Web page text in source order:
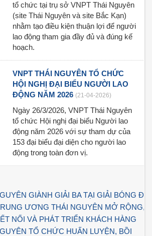
tổ chức tại trụ sở VNPT Thái Nguyên
(site Thái Nguyên và site Bắc Kạn)
nhằm tạo điều kiện thuận lợi để người
lao động tham gia đầy đủ và đúng kế
hoạch.
VNPT THÁI NGUYÊN TỔ CHỨC
HỘI NGHỊ ĐẠI BIỂU NGƯỜI LAO
ĐỘNG NĂM 2026 (21-04-2026)
Ngày 26/3/2026, VNPT Thái Nguyên
tổ chức Hội nghị đại biểu Người lao
động năm 2026 với sự tham dự của
153 đại biểu đại diện cho người lao
động trong toàn đơn vị.
GIÀNH GIẢI BA TẠI GIẢI BÓNG ĐÁ
ƯƠNG THÁI NGUYÊN MỞ RỘNG,
NỐI VÀ PHÁT TRIỂN KHÁCH HÀNG
TỔ CHỨC HUẤN LUYỆN, BỒI